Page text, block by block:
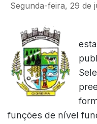
Segunda-feira, 29 de
funções de nível